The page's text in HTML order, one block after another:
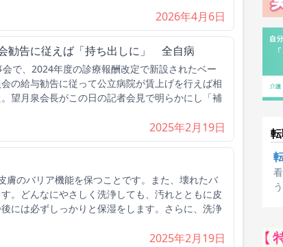
2026年4月6日
勧告に従えば「持ち出しに」 全自病
で、2024年度の診療報酬改定で新設されたベー
の給与勧告に従って公立病院が賃上げを行えば相
望月泉会長がこの日の記者会見で明らかにし「補
2025年2月19日
のバリア機能を保つことです。また、壊れたバ
。どんなにやさしく洗浄しても、汚れとともに皮
には必ずしっかりと保湿をします。さらに、洗浄
2025年2月19日
う